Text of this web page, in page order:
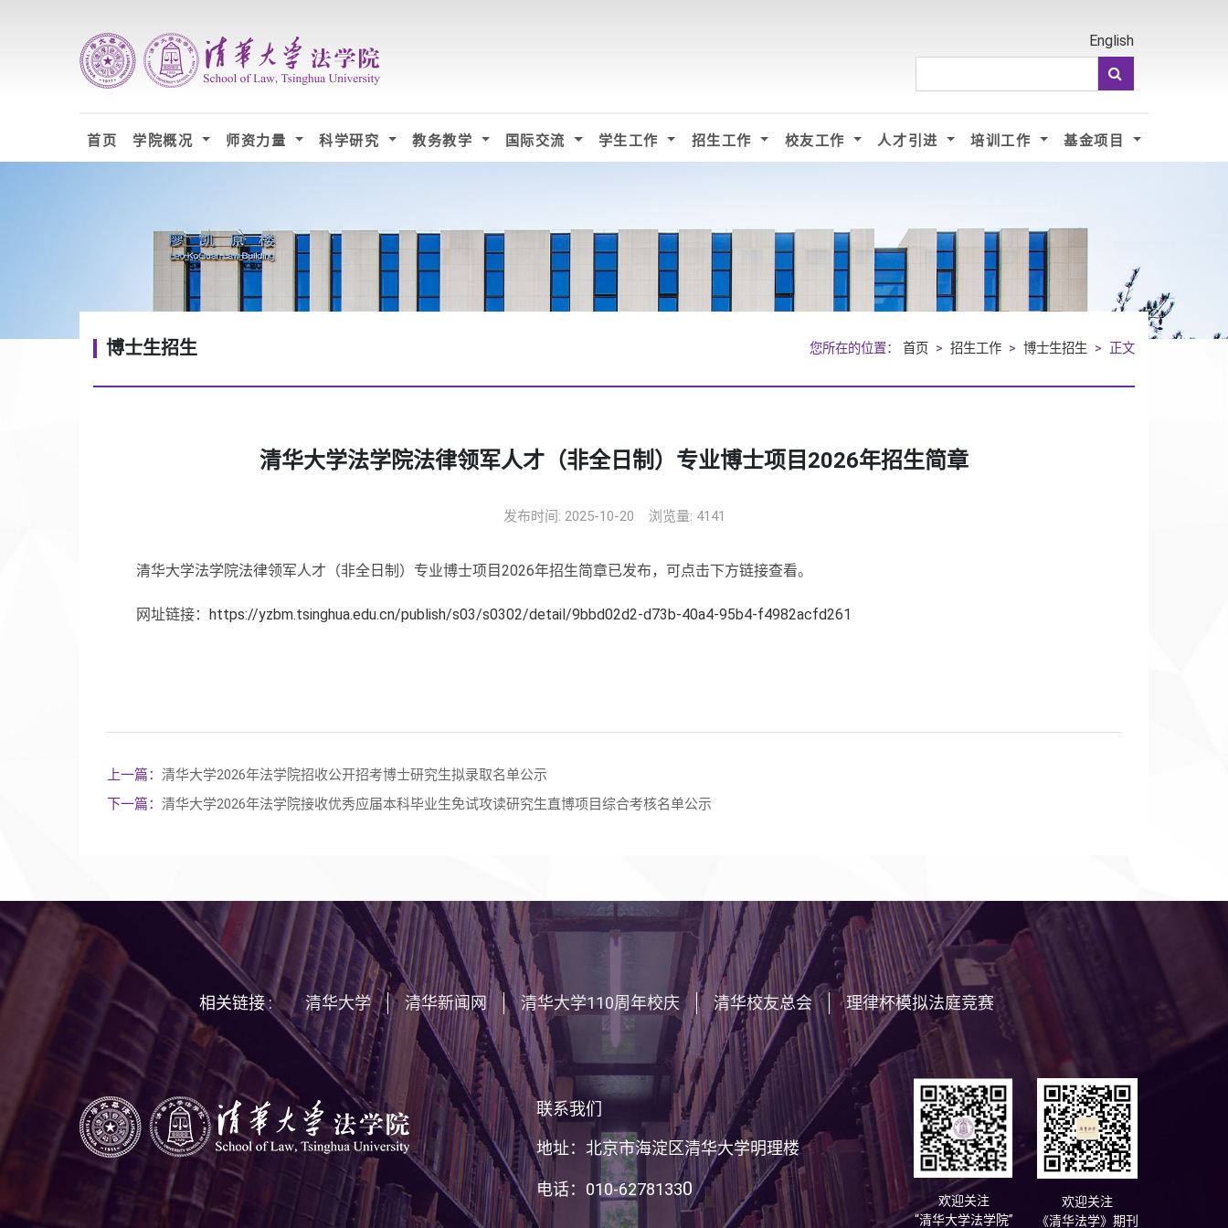
English
首页 学院概况 师资力量 科学研究 教务教学 国际交流 学生工作 招生工作 校友工作 人才引进 培训工作 基金项目
博士生招生 您所在的位置： 首页 > 招生工作 > 博士生招生 > 正文
清华大学法学院法律领军人才（非全日制）专业博士项目2026年招生简章
发布时间: 2025-10-20 浏览量: 4141
清华大学法学院法律领军人才（非全日制）专业博士项目2026年招生简章已发布，可点击下方链接查看。
网址链接： https://yzbm.tsinghua.edu.cn/publish/s03/s0302/detail/9bbd02d2-d73b-40a4-95b4-f4982acfd261
上一篇： 清华大学2026年法学院招收公开招考博士研究生拟录取名单公示
下一篇： 清华大学2026年法学院接收优秀应届本科毕业生免试攻读研究生直博项目综合考核名单公示
相关链接 : 清华大学 清华新闻网 清华大学110周年校庆 清华校友总会 理律杯模拟法庭竞赛
联系我们
地址：北京市海淀区清华大学明理楼
电话：010-62781330
欢迎关注
“清华大学法学院”
欢迎关注
《清华法学》期刊